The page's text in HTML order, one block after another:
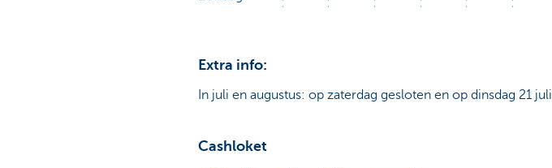
Extra info:
In juli en augustus: op zaterdag gesloten en op dinsdag 21 juli
Cashloket